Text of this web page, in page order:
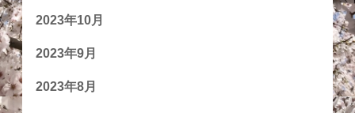
2023年10月
2023年9月
2023年8月